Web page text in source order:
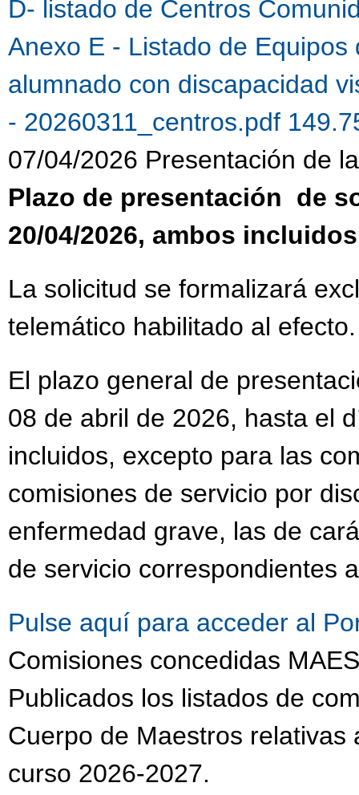
D- listado de Centros
Anexo E - Listado de
alumnado con discapacidad
- 20260311_centros.pdf
07/04/2026 Presentación de
Plazo de presentación de
20/04/2026, ambos incluidos
La solicitud se formalizará
telemático habilitado al efecto.
El plazo general de
08 de abril de 2026, hasta el
incluidos, excepto para las
comisiones de servicio por
enfermedad grave, las de
de servicio correspondientes
Pulse aquí para acceder al
Comisiones concedidas
Publicados los listados de
Cuerpo de Maestros
curso 2026-2027.